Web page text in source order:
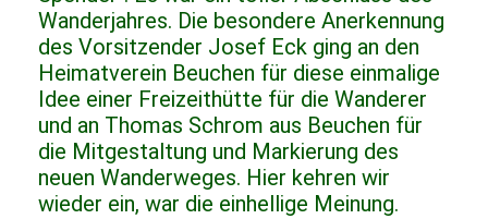
Wanderjahres. Die besondere Anerkennung
des Vorsitzender Josef Eck ging an den
Heimatverein Beuchen für diese einmalige
Idee einer Freizeithütte für die Wanderer
und an Thomas Schrom aus Beuchen für
die Mitgestaltung und Markierung des
neuen Wanderweges. Hier kehren wir
wieder ein, war die einhellige Meinung.